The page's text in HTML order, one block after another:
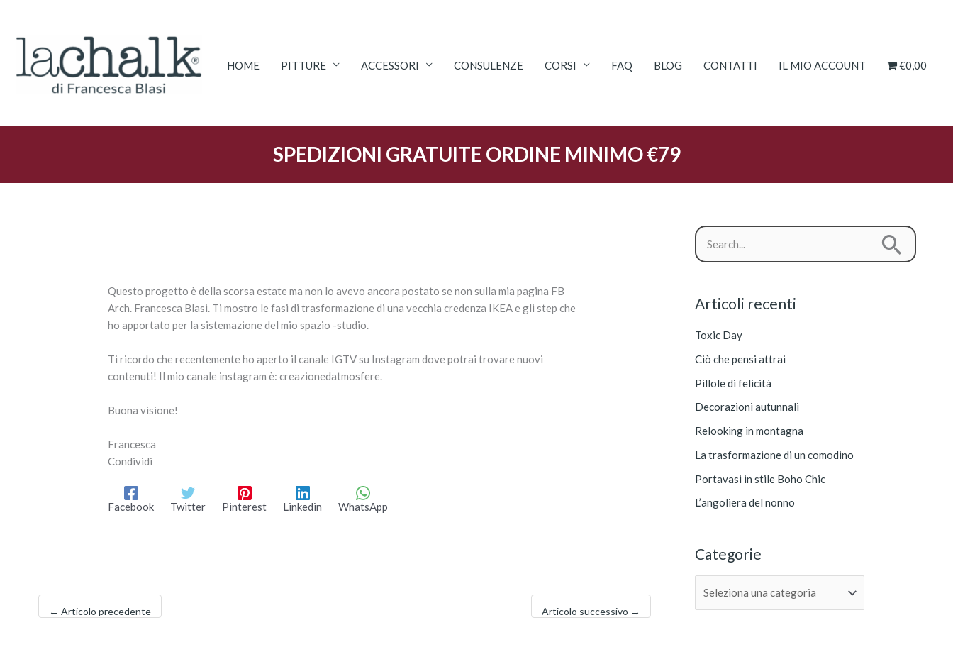
contenuto
HOME
PITTURE ACCESSORI CONSULENZE CORSI FAQ BLOG CONTATTI IL MIO ACCOUNT €0,00
SPEDIZIONI GRATUITE ORDINE MINIMO €79
Questo progetto è della scorsa estate ma non lo avevo ancora postato se non sulla mia pagina FB
Arch. Francesca Blasi. Ti mostro le fasi di trasformazione di una vecchia credenza IKEA e gli step che
ho apportato per la sistemazione del mio spazio -studio.
Ti ricordo che recentemente ho aperto il canale IGTV su Instagram dove potrai trovare nuovi
contenuti! Il mio canale instagram è: creazionedatmosfere.
Buona visione!
Francesca
Condividi
Facebook Twitter Pinterest Linkedin WhatsApp
← Articolo precedente Articolo successivo →
c
a
:
Articoli recenti
Toxic Day
Ciò che pensi attrai
Pillole di felicità
Decorazioni autunnali
Relooking in montagna
La trasformazione di un comodino
Portavasi in stile Boho Chic
L’angoliera del nonno
Categorie
C
a
e
o
r
e